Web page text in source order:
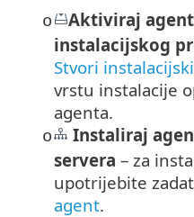
o
Aktiviraj
instalacijskog
Stvori
vrstu instalacije
agenta.
o
Instaliraj
servera – za
upotrijebite
agent.